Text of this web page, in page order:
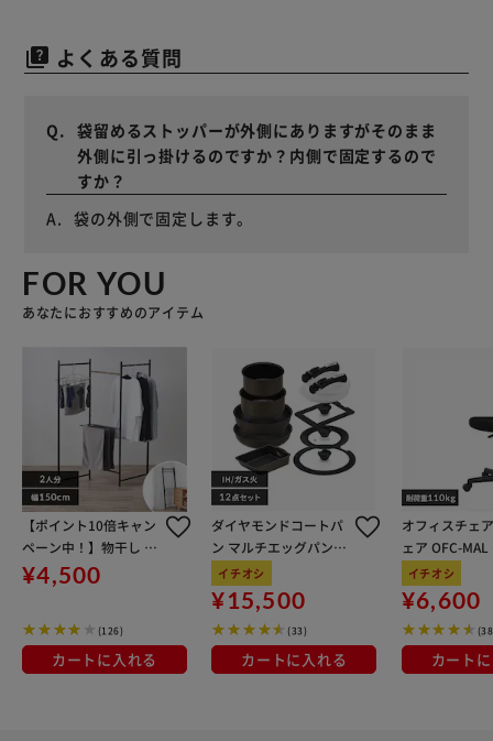
quiz よくある質問
袋留めるストッパーが外側にありますがそのまま
外側に引っ掛けるのですか？内側で固定するので
すか？
袋の外側で固定します。
FOR YOU
あなたにおすすめのアイテム
【ポイント10倍キャン
ペーン中！】物干し 室
内用 折りたたみ式 3連
OTM-150R ブラック 一
¥4,500
(126)
カートに入れる
ダイヤモンドコートパ
ン マルチエッグパン入
り 12点セット IHガス
火対応 MEGI-12S ブラ
ウンメタリック
イチオシ
¥15,500
(33)
カートに入れる
オフィスチェ
ェア OFC-
ン
イチオシ
¥6,600
カート